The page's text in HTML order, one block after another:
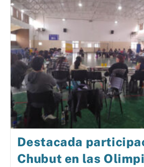
Destacada
Chubut en las